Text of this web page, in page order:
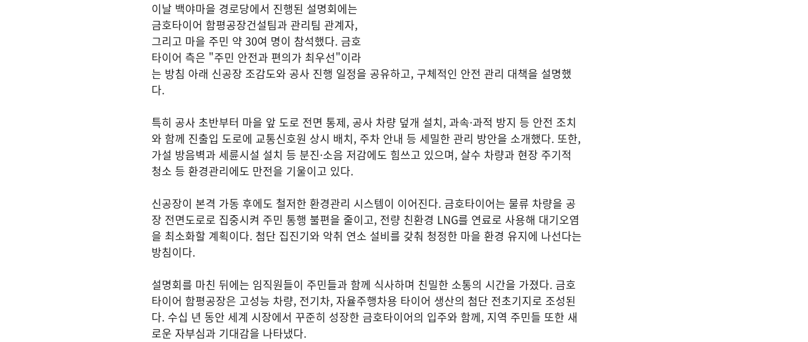
이날 백야마을 경로당에서 진행된 설명회에는
금호타이어 함평공장건설팀과 관리팀 관계자,
그리고 마을 주민 약 30여 명이 참석했다. 금호
타이어 측은 "주민 안전과 편의가 최우선"이라
는 방침 아래 신공장 조감도와 공사 진행 일정을 공유하고, 구체적인 안전 관리 대책을 설명했
다.
특히 공사 초반부터 마을 앞 도로 전면 통제, 공사 차량 덮개 설치, 과속·과적 방지 등 안전 조치
와 함께 진출입 도로에 교통신호원 상시 배치, 주차 안내 등 세밀한 관리 방안을 소개했다. 또한,
가설 방음벽과 세륜시설 설치 등 분진·소음 저감에도 힘쓰고 있으며, 살수 차량과 현장 주기적
청소 등 환경관리에도 만전을 기울이고 있다.
신공장이 본격 가동 후에도 철저한 환경관리 시스템이 이어진다. 금호타이어는 물류 차량을 공
장 전면도로로 집중시켜 주민 통행 불편을 줄이고, 전량 친환경 LNG를 연료로 사용해 대기오염
을 최소화할 계획이다. 첨단 집진기와 악취 연소 설비를 갖춰 청정한 마을 환경 유지에 나선다는
방침이다.
설명회를 마친 뒤에는 임직원들이 주민들과 함께 식사하며 친밀한 소통의 시간을 가졌다. 금호
타이어 함평공장은 고성능 차량, 전기차, 자율주행차용 타이어 생산의 첨단 전초기지로 조성된
다. 수십 년 동안 세계 시장에서 꾸준히 성장한 금호타이어의 입주와 함께, 지역 주민들 또한 새
로운 자부심과 기대감을 나타냈다.